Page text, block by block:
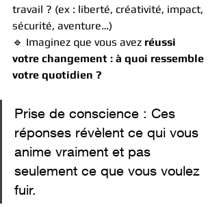
travail ? (ex : liberté, créativité, impact,
sécurité, aventure…)
🔹 Imaginez que vous avez réussi
votre changement : à quoi ressemble
votre quotidien ?
Prise de conscience : Ces
réponses révèlent ce qui vous
anime vraiment et pas
seulement ce que vous voulez
fuir.